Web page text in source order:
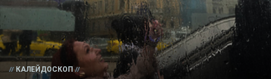
КАЛЕЙДОСКОП